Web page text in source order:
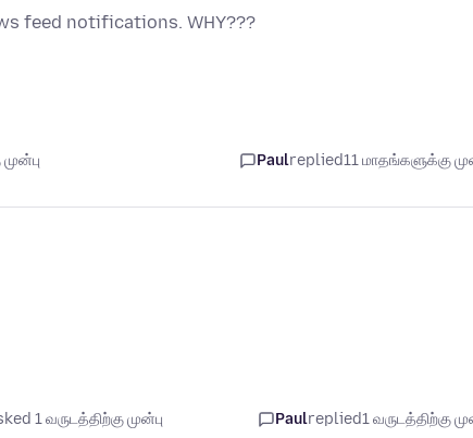
feed notifications. WHY???
Paulreplied11 மாதங்களுக்கு
1 வருடத்திற்கு முன்பு Paulreplied1 வருடத்திற்கு